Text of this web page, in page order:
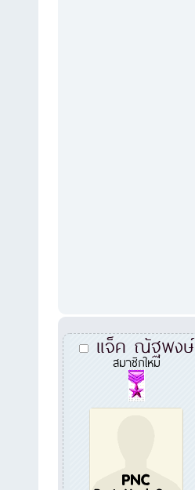
แจ็ค ณัฐพงษ์
สมาชิกใหม่